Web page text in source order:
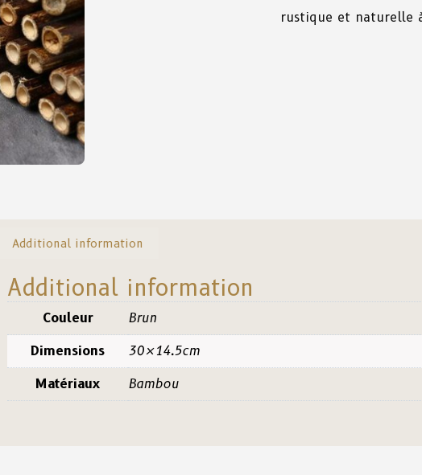
rustique et naturelle
Additional information
Additional information
Couleur Brun
Dimensions 30×14.5cm
Matériaux Bambou